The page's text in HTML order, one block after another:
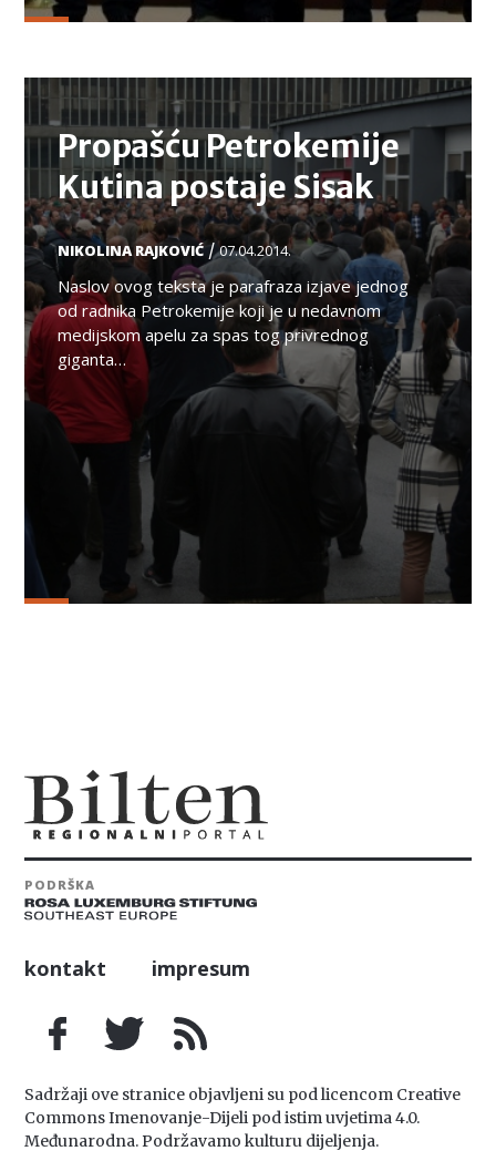
Propašću Petrokemije
Kutina postaje Sisak
NIKOLINA RAJKOVIĆ/07.04.2014.
Naslov ovog teksta je parafraza izjave jednog
od radnika Petrokemije koji je u nedavnom
medijskom apelu za spas tog privrednog
giganta…
PODRŠKA
kontakt impresum
Sadržaji ove stranice objavljeni su pod licencom Creative
Commons Imenovanje-Dijeli pod istim uvjetima 4.0.
Međunarodna. Podržavamo kulturu dijeljenja.